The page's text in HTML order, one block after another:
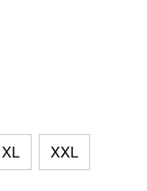
XL XXL